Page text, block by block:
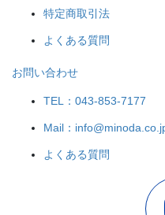
特定商取引法
よくある質問
お問い合わせ
TEL：043-853-7177
Mail：
よくある質問